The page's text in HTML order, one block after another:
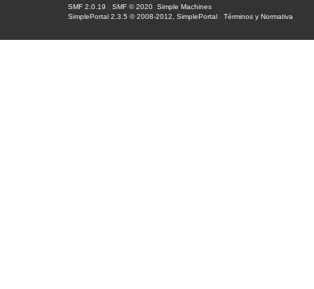
SMF 2.0.19 |SMF © 2020 ,Simple Machines
SimplePortal 2.3.5 © 2008-2012, SimplePortal
|Términos y Normativa